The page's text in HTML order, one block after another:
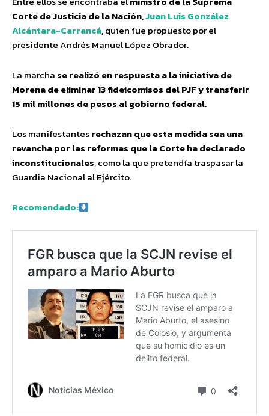
Corte de Justicia de la Nación,Juan Luis González
Alcántara-Carrancá, quien fue propuesto por el
presidente Andrés Manuel López Obrador.
La marcha se realizó en respuesta a la iniciativa de
Morena de eliminar 13 fideicomisos del PJF y transferir
15 mil millones de pesos al gobierno federal.
Los manifestantesrechazan que esta medida sea una
revancha por las reformas que la Corte ha declarado
inconstitucionales, como la que pretendía traspasar la
Guardia Nacional al Ejército.
Recomendado: